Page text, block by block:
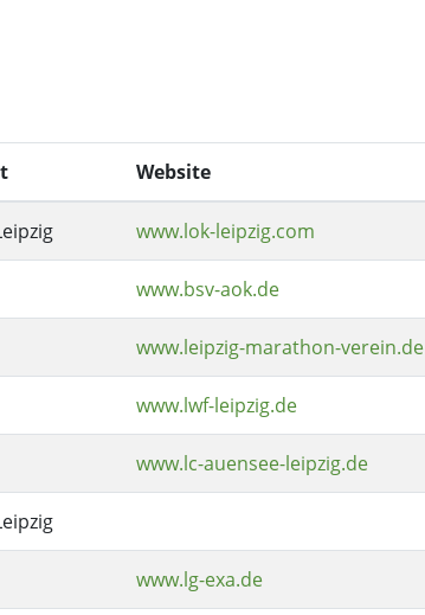
Website
www.lok-leipzig.com
www.bsv-aok.de
www.leipzig-marathon-verein.de
www.lwf-leipzig.de
www.lc-auensee-leipzig.de
www.lg-exa.de